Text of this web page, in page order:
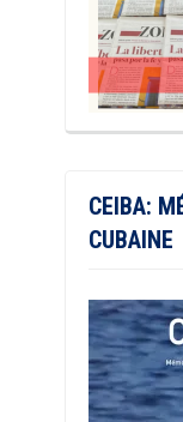
CEIBA:
CUBAINE